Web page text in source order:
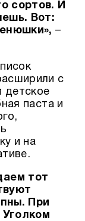
сортов. И
Вот:
–
с
детское
паста и
и на
тот
При